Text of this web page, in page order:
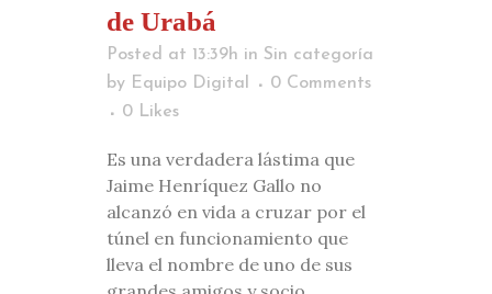
de Urabá
Posted at 13:39h in Sin categoría
by Equipo Digital
0 Comments
0 Likes
Es una verdadera lástima que
Jaime Henríquez Gallo no
alcanzó en vida a cruzar por el
túnel en funcionamiento que
lleva el nombre de uno de sus